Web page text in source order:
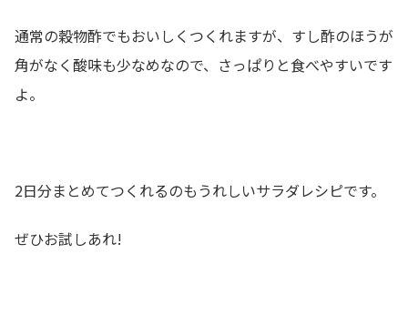
通常の穀物酢でもおいしくつくれますが、すし酢のほうが
角がなく酸味も少なめなので、さっぱりと食べやすいです
よ。
2日分まとめてつくれるのもうれしいサラダレシピです。
ぜひお試しあれ!